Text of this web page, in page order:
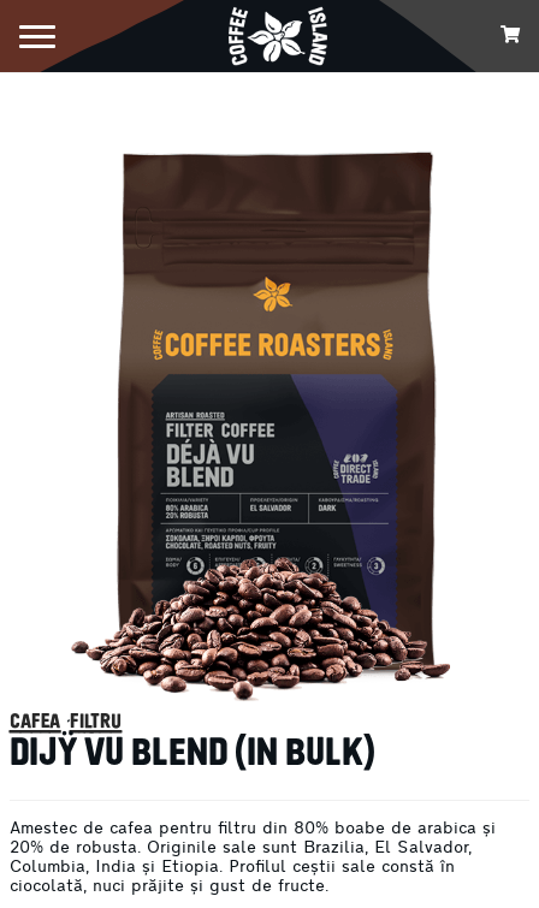
cafea filtru
DΙJΫ́ VU BLEND (IN BULK)
Amestec de cafea pentru filtru din 80% boabe de arabica și
20% de robusta. Originile sale sunt Brazilia, El Salvador,
Columbia, India și Etiopia. Profilul ceștii sale constă în
ciocolată, nuci prăjite și gust de fructe.